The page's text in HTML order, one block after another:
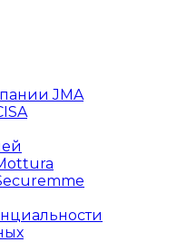
JMA